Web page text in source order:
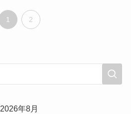
1 2
2026年8月